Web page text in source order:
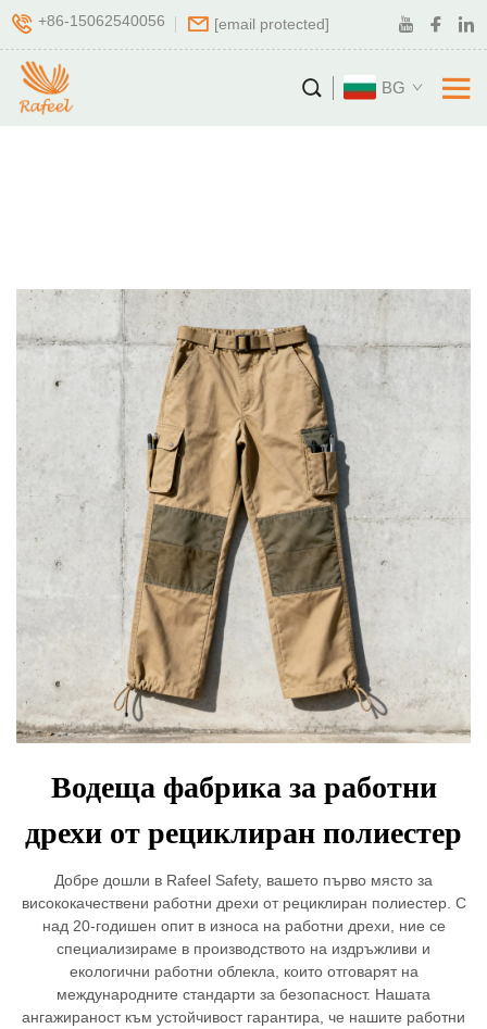
+86-15062540056 [email protected]
BG
Водеща фабрика за работни
дрехи от рециклиран полиестер
Добре дошли в Rafeel Safety, вашето първо място за
висококачествени работни дрехи от рециклиран полиестер. С
над 20-годишен опит в износа на работни дрехи, ние се
специализираме в производството на издръжливи и
екологични работни облекла, които отговарят на
международните стандарти за безопасност. Нашата
ангажираност към устойчивост гарантира, че нашите работни